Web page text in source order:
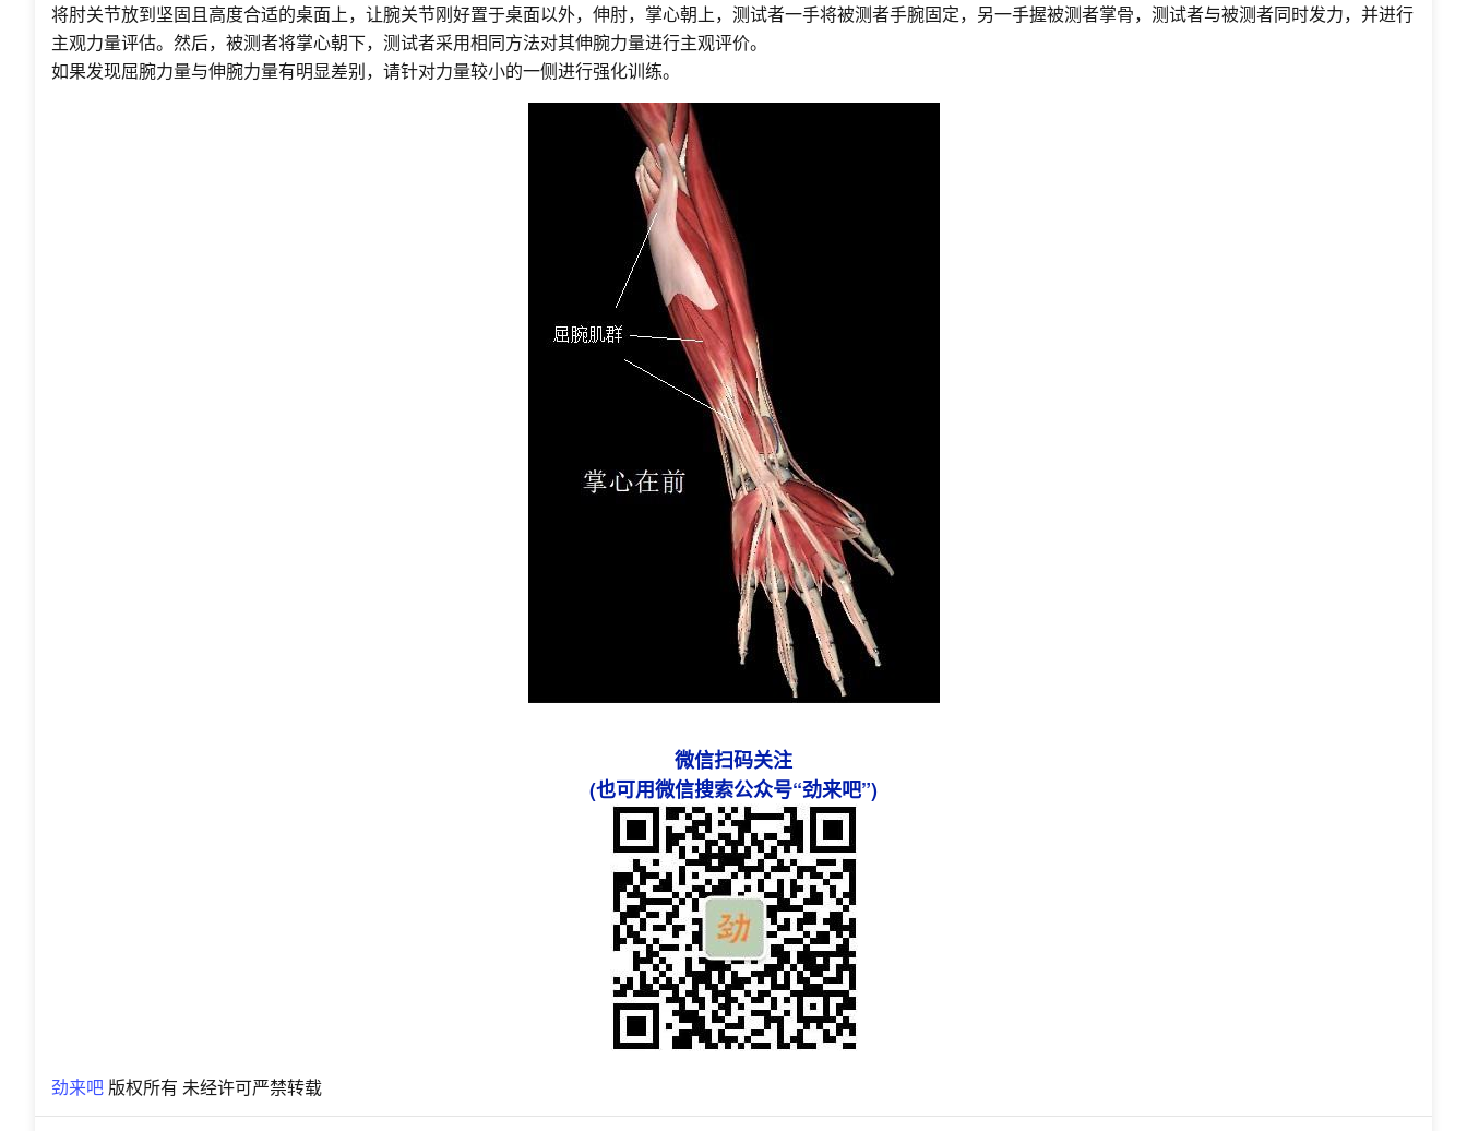
将肘关节放到坚固且高度合适的桌面上，让腕关节刚好置于桌面以外，伸肘，掌心朝上，测试者一手将被测者手腕固定，另一手握被测者掌骨，测试者与被测者同时发力，并进行
主观力量评估。然后，被测者将掌心朝下，测试者采用相同方法对其伸腕力量进行主观评价。
如果发现屈腕力量与伸腕力量有明显差别，请针对力量较小的一侧进行强化训练。
微信扫码关注
(也可用微信搜索公众号“劲来吧”)
劲来吧 版权所有 未经许可严禁转载